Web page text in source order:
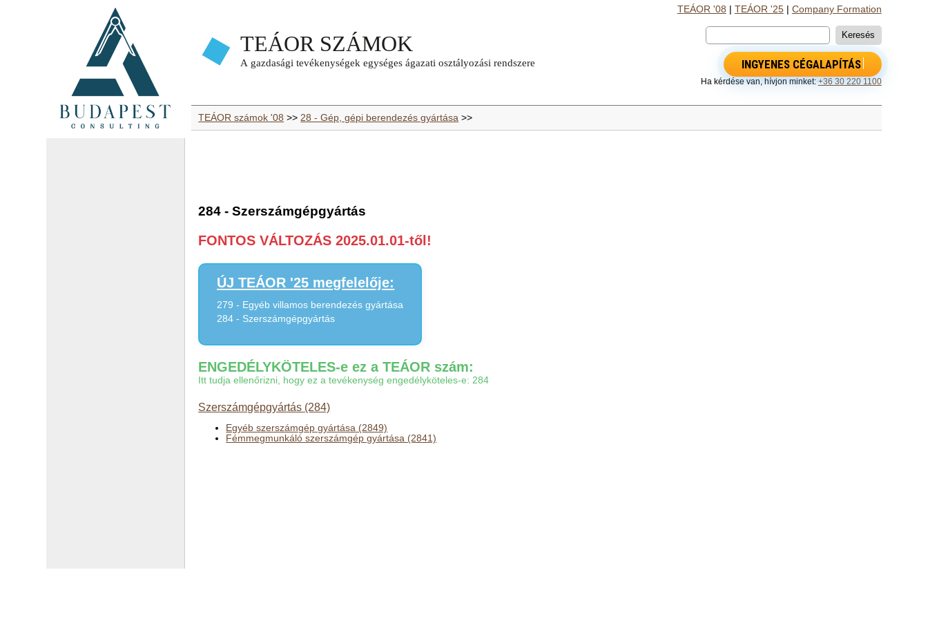
TEÁOR '08 TEÁOR '25| Company Formation
INGYENES CÉGALAPÍTÁS
Ha kérdése van, hívjon minket: +36 30 220 1100
TEÁOR számok '08 >>28 - Gép, gépi berendezés gyártása >>
284 - Szerszámgépgyártás
FONTOS VÁLTOZÁS 2025.01.01-től!
ÚJ TEÁOR '25 megfelelője:
279 - Egyéb villamos berendezés gyártása
284 - Szerszámgépgyártás
ENGEDÉLYKÖTELES-e ez a TEÁOR szám:
Itt tudja ellenőrizni, hogy ez a tevékenység engedélyköteles-e: 284
Szerszámgépgyártás (284)
Egyéb szerszámgép gyártása (2849)
Fémmegmunkáló szerszámgép gyártása (2841)